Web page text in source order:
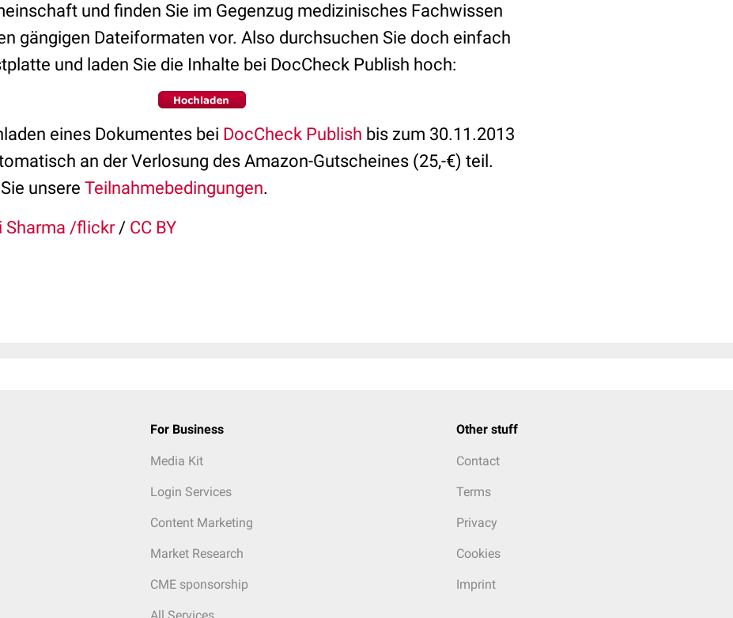
und finden Sie im Gegenzug medizinisches Fachwissen
gängigen Dateiformaten vor. Also durchsuchen Sie doch einfach
und laden Sie die Inhalte bei DocCheck Publish hoch:
eines Dokumentes bei DocCheck Publish bis zum 30.11.2013
an der Verlosung des Amazon-Gutscheines (25,-€) teil.
unsere Teilnahmebedingungen.
Sharma /flickr/ CC BY
For Business
Media Kit
Login Services
Content Marketing
Market Research
CME sponsorship
Other stuff
Contact
Terms
Privacy
Cookies
Imprint